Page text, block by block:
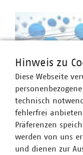
Thema
Infrastruktur
Die
riesiges
dessen Aus-
Hinweis zu
Diese Webseite
technisch
fehlerfrei
Präferenzen
werden von uns
und dienen zur